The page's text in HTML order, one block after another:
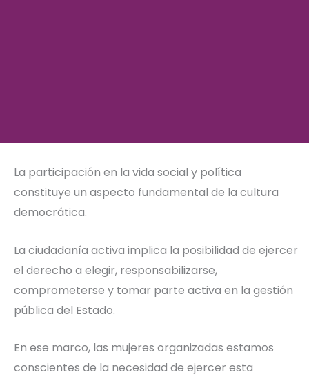
La participación en la vida social y política
constituye un aspecto fundamental de la cultura
democrática.
La ciudadanía activa implica la posibilidad de ejercer
el derecho a elegir, responsabilizarse,
comprometerse y tomar parte activa en la gestión
pública del Estado.
En ese marco, las mujeres organizadas estamos
conscientes de la necesidad de ejercer esta